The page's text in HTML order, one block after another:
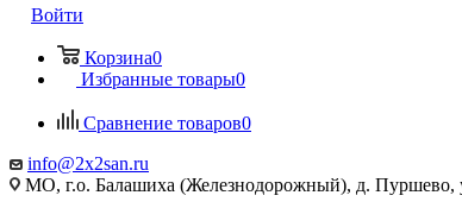
Войти
Корзина0
Избранные товары0
Сравнение товаров0
info@2x2san.ru
МО, г.о. Балашиха (Железнодорожный), д. Пуршево,